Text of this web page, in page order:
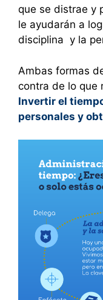
que se distrae y
le ayudarán a
disciplina y la
Ambas formas
contra de lo que
Invertir el
personales y